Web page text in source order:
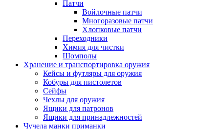
Патчи
Войлочные патчи
Многоразовые патчи
Хлопковые патчи
Переходники
Химия для чистки
Шомполы
Хранение и транспортировка оружия
Кейсы и футляры для оружия
Кобуры для пистолетов
Сейфы
Чехлы для оружия
Ящики для патронов
Ящики для принадлежностей
Чучела манки приманки